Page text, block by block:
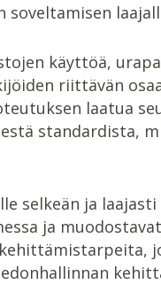
käyttöä,
riittävän
laatua
standardista,
selkeän ja
ja